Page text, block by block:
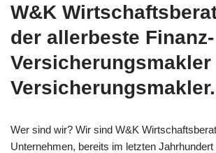
W&K
der allerbeste
Versicherungsmakler.
Wer sind wir? Wir sind W&K
Unternehmen, bereits im letzten